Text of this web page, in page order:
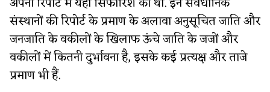
संस्थानों की रिपोर्ट के प्रमाण के अलावा अनुसूचित जाति और
जनजाति के वकीलों के खिलाफ ऊंचे जाति के जजों और
वकीलों में कितनी दुर्भावना है, इसके कई प्रत्यक्ष और ताजे
प्रमाण भी हैं.